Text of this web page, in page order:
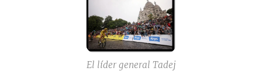
El líder general Tadej